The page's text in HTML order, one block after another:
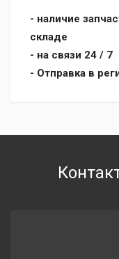
- наличие
складе
- на связи 24 / 7
- Отправка в